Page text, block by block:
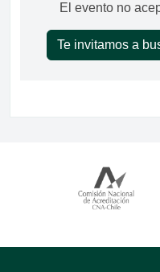
El evento no
Te invitamos a